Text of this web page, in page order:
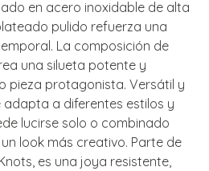
en acero inoxidable de alta
pulido refuerza una
La composición de
una silueta potente y
pieza protagonista. Versátil y
adapta a diferentes estilos y
lucirse solo o combinado
look más creativo. Parte de
es una joya resistente,